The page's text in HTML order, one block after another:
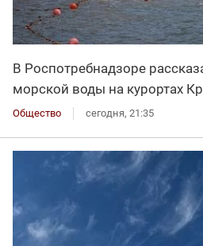
В Роспотребнадзоре
морской воды на курортах
Общество сегодня, 21:35